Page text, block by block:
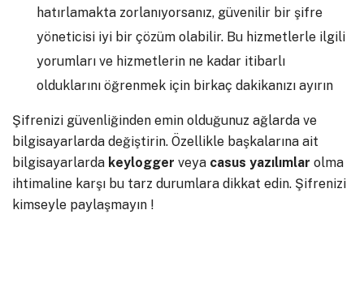
hatırlamakta zorlanıyorsanız, güvenilir bir şifre
yöneticisi iyi bir çözüm olabilir. Bu hizmetlerle ilgili
yorumları ve hizmetlerin ne kadar itibarlı
olduklarını öğrenmek için birkaç dakikanızı ayırın
Şifrenizi güvenliğinden emin olduğunuz ağlarda ve
bilgisayarlarda değiştirin. Özellikle başkalarına ait
bilgisayarlarda keylogger veya casus yazılımlar olma
ihtimaline karşı bu tarz durumlara dikkat edin. Şifrenizi
kimseyle paylaşmayın !